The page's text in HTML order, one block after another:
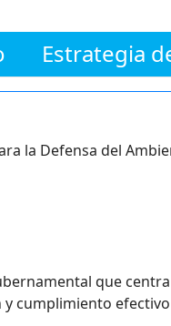
Estrategia
la Defensa del
que
cumplimiento